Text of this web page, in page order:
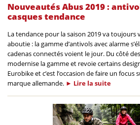
Nouveautés Abus 2019 :
casques tendance
La tendance pour la saison 2019 va toujours
aboutie : la gamme d’antivols avec alarme
cadenas connectés voient le jour. Du côté
modernise la gamme et revoie certains
Eurobike et c’est l’occasion de faire un focus
marque allemande. ► Lire la suite